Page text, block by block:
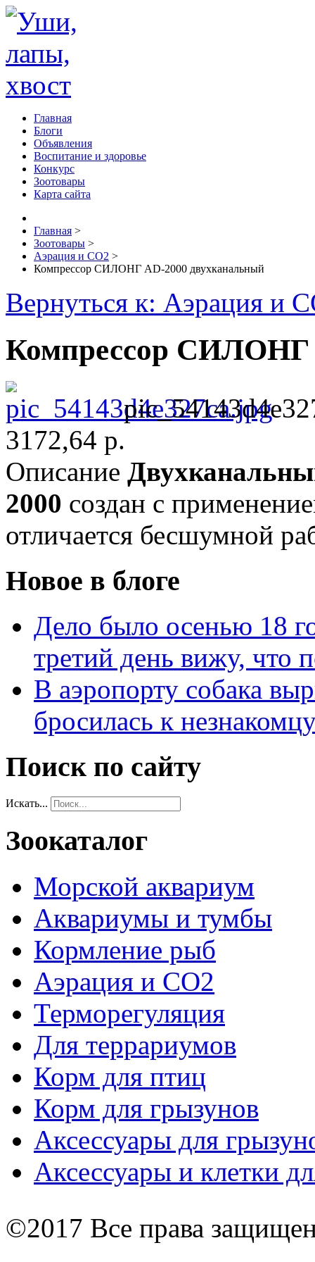
Главная
Блоги
Объявления
Воспитание и здоровье
Конкурс
Зоотовары
Карта сайта
Главная >
Зоотовары >
Аэрация и СО2 >
Компрессор СИЛОНГ AD-2000 двухканальный
Вернуться к: Аэрация и
Компрессор СИЛОНГ
3172,64 р.
Описание
2000 создан с
отличается бесшумной
Новое в блоге
Дело было осенью 18
третий день вижу, что
В аэропорту собака
бросилась к
Поиск по сайту
Искать...
Зоокаталог
Морской аквариум
Аквариумы и тумбы
Кормление рыб
Аэрация и СО2
Терморегуляция
Для террариумов
Корм для птиц
Корм для грызунов
Аксессуары для
Аксессуары и клетки
©2017 Все права